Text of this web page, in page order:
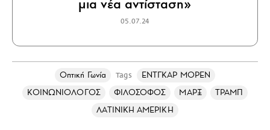
μια νέα αντίσταση»
05.07.24
Οπτική Γωνία Tags
ΕΝΤΓΚΑΡ ΜΟΡΕΝ
ΚΟΙΝΩΝΙΟΛΟΓΟΣ
ΦΙΛΟΣΟΦΟΣ ΜΑΡΞ
ΤΡΑΜΠ
ΛΑΤΙΝΙΚΗ ΑΜΕΡΙΚΗ